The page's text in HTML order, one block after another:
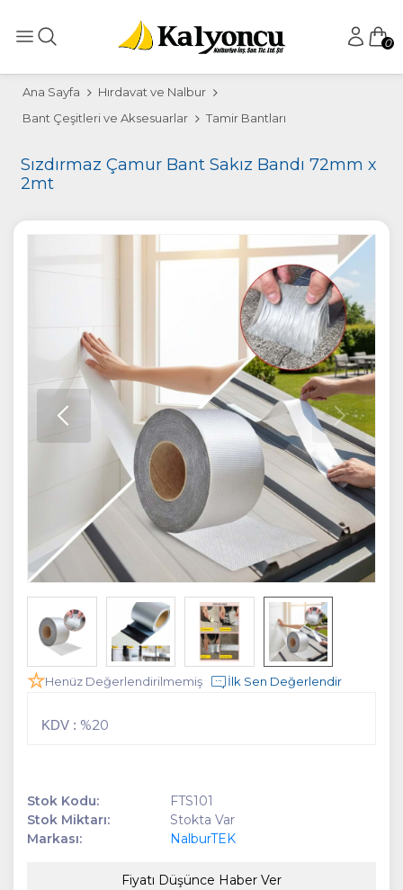
0
Ana Sayfa
Hırdavat ve Nalbur
Bant Çeşitleri ve Aksesuarlar
Tamir Bantları
Sızdırmaz Çamur Bant Sakız Bandı 72mm x
2mt
Henüz Değerlendirilmemiş İlk Sen Değerlendir
KDV : %20
Stok Kodu:
FTS101
Stok Miktarı:
Stokta Var
Markası:
NalburTEK
Fiyatı Düşünce Haber Ver